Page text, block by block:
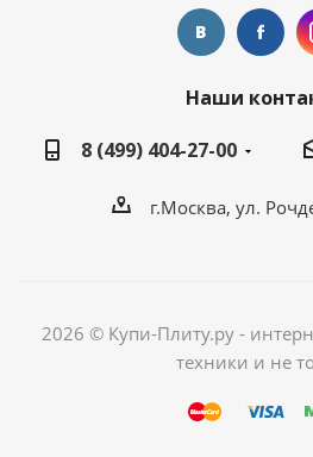
Наши
8 (499) 404-27-00
г.Москва, ул.
2026 © Купи-Плиту.ру -
техники и не